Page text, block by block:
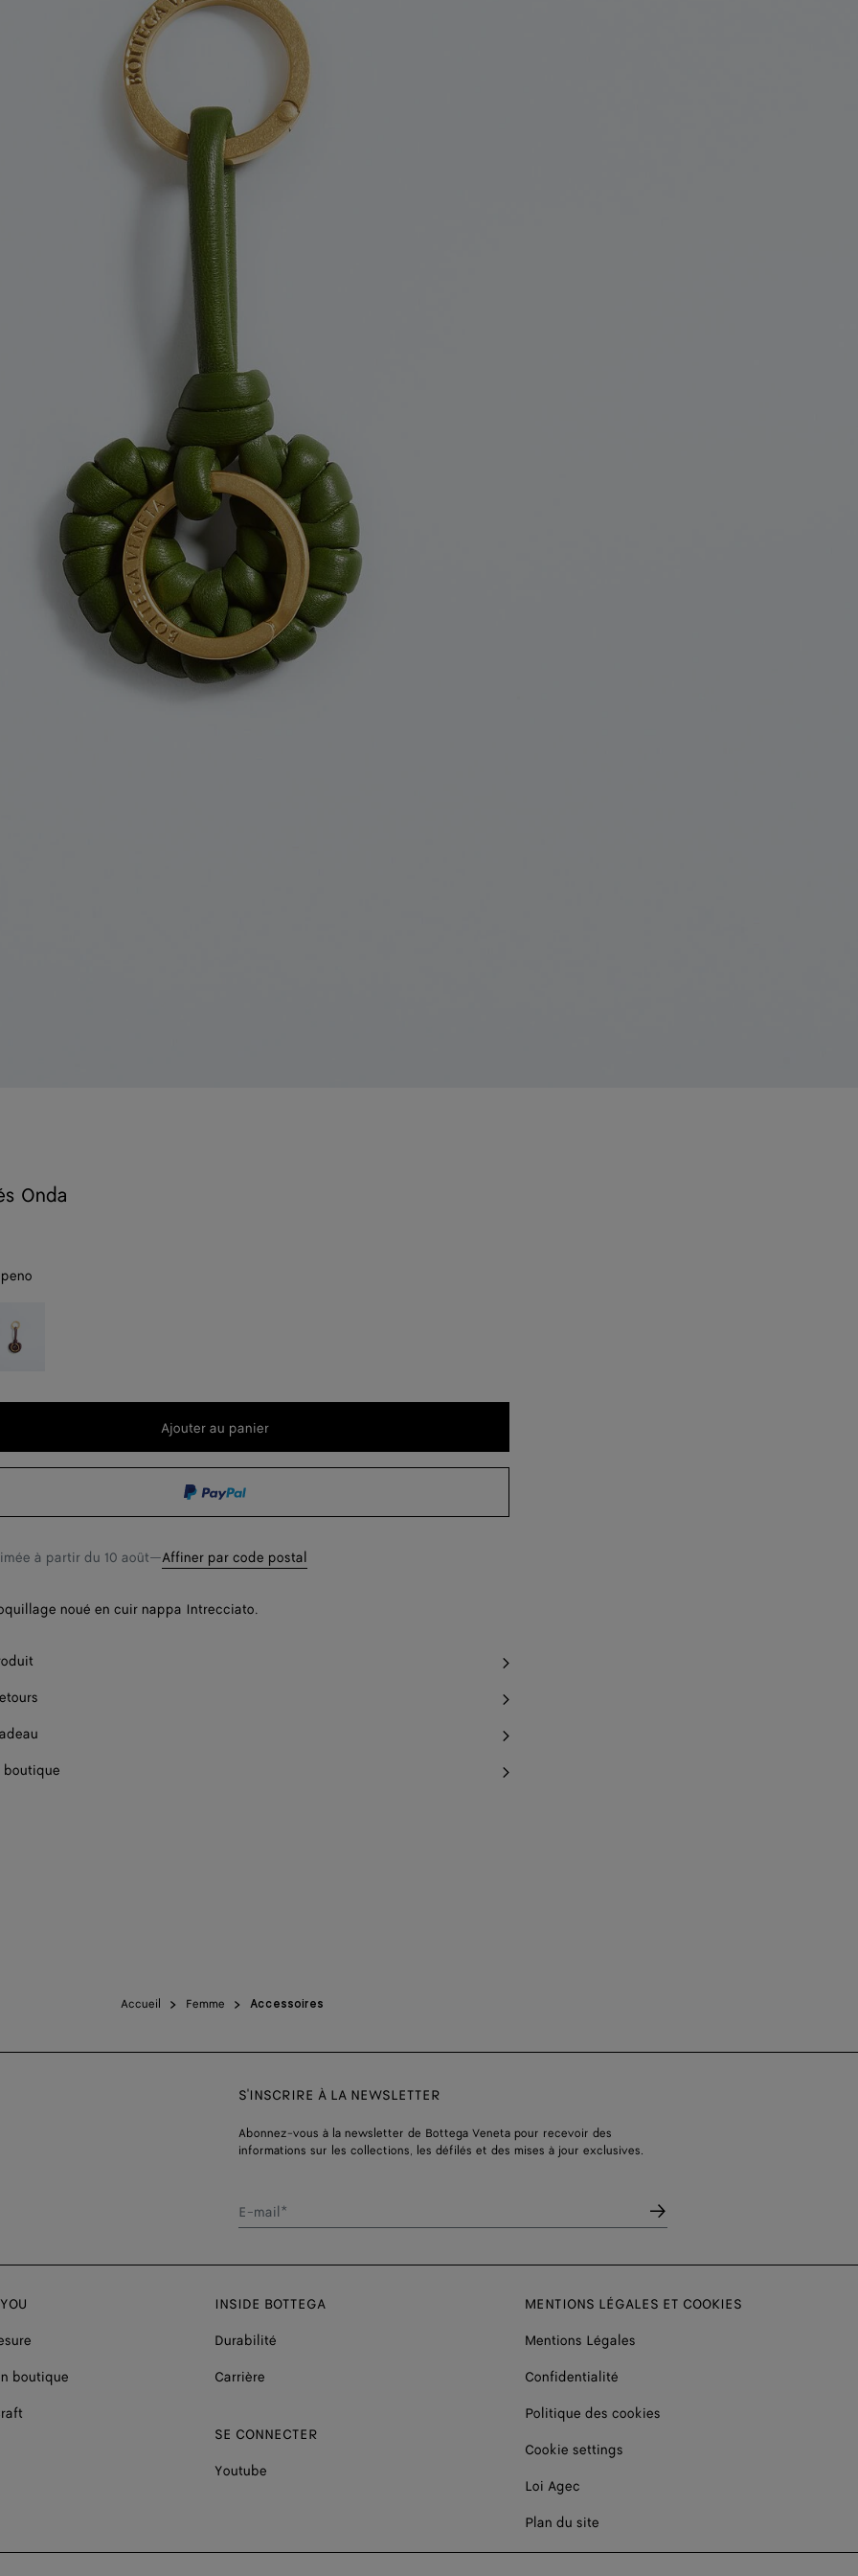
Onda
Ajouter
Ajouter au panier
Sélectionner
à partir du 10 août—Affiner par code postal
noué en cuir nappa Intrecciato.
boutique
Accueil Femme Accessoires
S'INSCRIRE À LA NEWSLETTER
Abonnez-vous à la newsletter de Bottega Veneta pour recevoir des
informations sur les collections, les défilés et des mises à jour exclusives.
E-mail*
boutique
INSIDE BOTTEGA
Durabilité
Carrière
SE CONNECTER
Youtube
MENTIONS LÉGALES ET COOKIES
Mentions Légales
Confidentialité
Politique des cookies
Cookie settings
Loi Agec
Plan du site